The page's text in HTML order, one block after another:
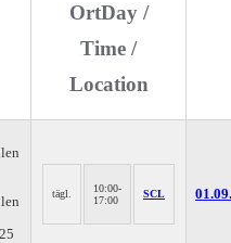
OrtDay /
Time /
Location
tägl.
10:00-
17:00
SCL